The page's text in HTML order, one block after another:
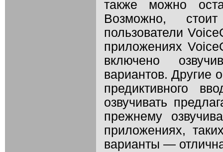
также можно
Возможно,
пользователи
приложениях
включено
вариантов. Другие
предиктивного
озвучивать
прежнему
приложениях,
варианты —